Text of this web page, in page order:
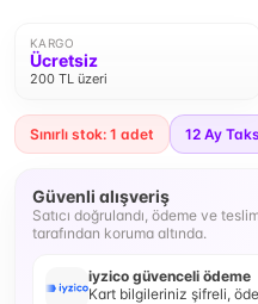
KARGO
Ücretsiz
200 TL üzeri
Sınırlı stok: 1 adet 12 Ay
Güvenli alışveriş
Satıcı doğrulandı, ödeme ve
tarafından koruma altında.
iyzico güvenceli ödeme
Kart bilgileriniz şifreli,